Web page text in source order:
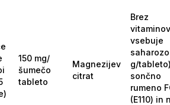
150 mg/
šumečo
tableto
Magnezijev
citrat
Brez
vsebuje
saharozo
g/
sončno
rumeno
(E110) in